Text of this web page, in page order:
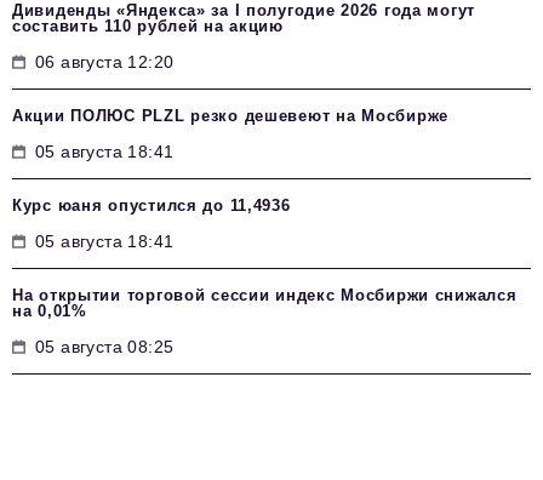
Дивиденды «Яндекса» за I полугодие 2026 года могут
составить 110 рублей на акцию
06 августа 12:20
Акции ПОЛЮС PLZL резко дешевеют на Мосбирже
05 августа 18:41
Курс юаня опустился до 11,4936
05 августа 18:41
На открытии торговой сессии индекс Мосбиржи снижался
на 0,01%
05 августа 08:25